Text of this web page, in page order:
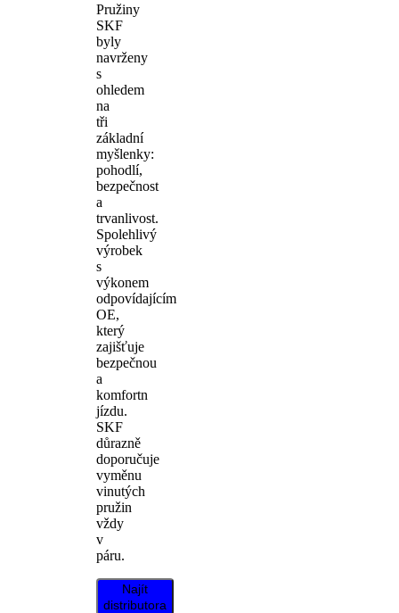
Pružiny
SKF
byly
navrženy
s
ohledem
na
tři
základní
myšlenky:
pohodlí,
bezpečnost
a
trvanlivost.
Spolehlivý
výrobek
s
výkonem
odpovídajícím
OE,
který
zajišťuje
bezpečnou
a
komfortn
jízdu.
SKF
důrazně
doporučuje
vyměnu
vinutých
pružin
vždy
v
páru.
Najít
distributora